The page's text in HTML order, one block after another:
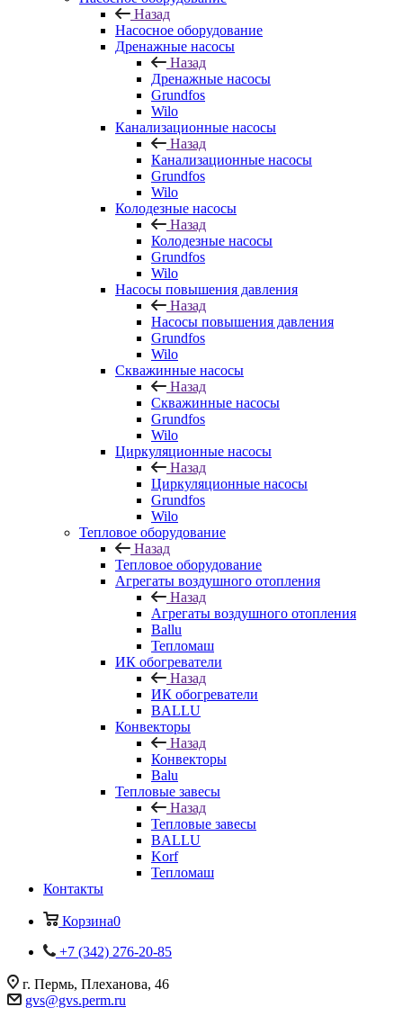
Назад
Насосное оборудование
Дренажные насосы
Назад
Дренажные насосы
Grundfos
Wilo
Канализационные насосы
Назад
Канализационные насосы
Grundfos
Wilo
Колодезные насосы
Назад
Колодезные насосы
Grundfos
Wilo
Насосы повышения давления
Назад
Насосы повышения давления
Grundfos
Wilo
Скважинные насосы
Назад
Скважинные насосы
Grundfos
Wilo
Циркуляционные насосы
Назад
Циркуляционные насосы
Grundfos
Wilo
Тепловое оборудование
Назад
Тепловое оборудование
Агрегаты воздушного отопления
Назад
Агрегаты воздушного отопления
Ballu
Тепломаш
ИК обогреватели
Назад
ИК обогреватели
BALLU
Конвекторы
Назад
Конвекторы
Balu
Тепловые завесы
Назад
Тепловые завесы
BALLU
Korf
Тепломаш
Контакты
Корзина0
+7 (342) 276-20-85
г. Пермь, Плеханова, 46
gvs@gvs.perm.ru